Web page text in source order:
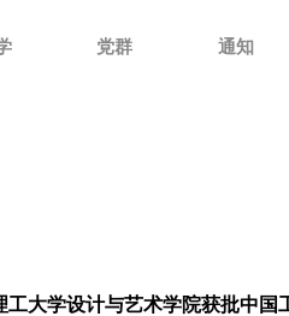
党群 通知
工大学设计与艺术学院获批中国